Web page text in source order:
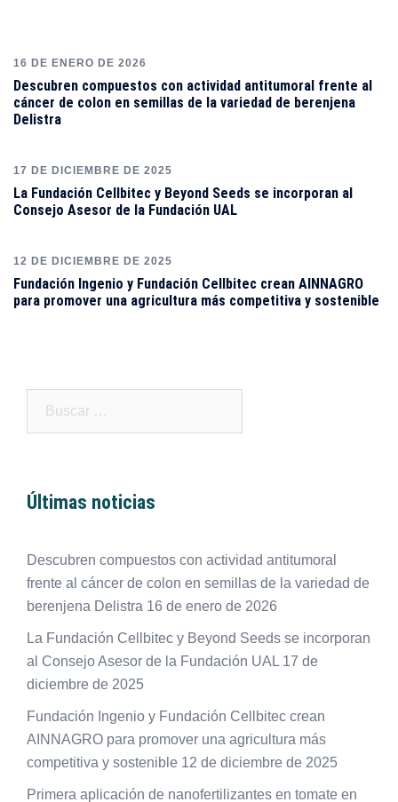
16 DE ENERO DE 2026
Descubren compuestos con actividad antitumoral frente al
cáncer de colon en semillas de la variedad de berenjena
Delistra
17 DE DICIEMBRE DE 2025
La Fundación Cellbitec y Beyond Seeds se incorporan al
Consejo Asesor de la Fundación UAL
12 DE DICIEMBRE DE 2025
Fundación Ingenio y Fundación Cellbitec crean AINNAGRO
para promover una agricultura más competitiva y sostenible
Últimas noticias
Descubren compuestos con actividad antitumoral
frente al cáncer de colon en semillas de la variedad de
berenjena Delistra 16 de enero de 2026
La Fundación Cellbitec y Beyond Seeds se incorporan
al Consejo Asesor de la Fundación UAL 17 de
diciembre de 2025
Fundación Ingenio y Fundación Cellbitec crean
AINNAGRO para promover una agricultura más
competitiva y sostenible 12 de diciembre de 2025
Primera aplicación de nanofertilizantes en tomate en